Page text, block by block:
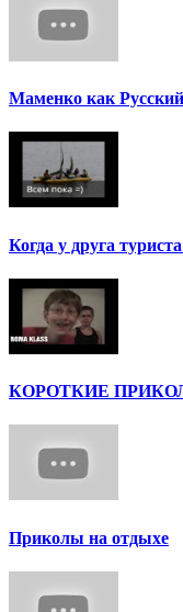
Маменко как
Когда у друга
КОРОТКИЕ
Приколы на отдыхе